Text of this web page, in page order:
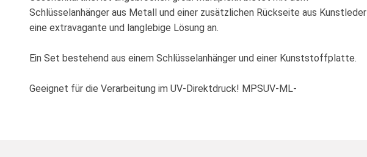
Schlüsselanhänger aus Metall und einer zusätzlichen Rückseite aus Kunstleder
eine extravagante und langlebige Lösung an.
Ein Set bestehend aus einem Schlüsselanhänger und einer Kunststoffplatte.
Geeignet für die Verarbeitung im UV-Direktdruck! MPSUV-ML-